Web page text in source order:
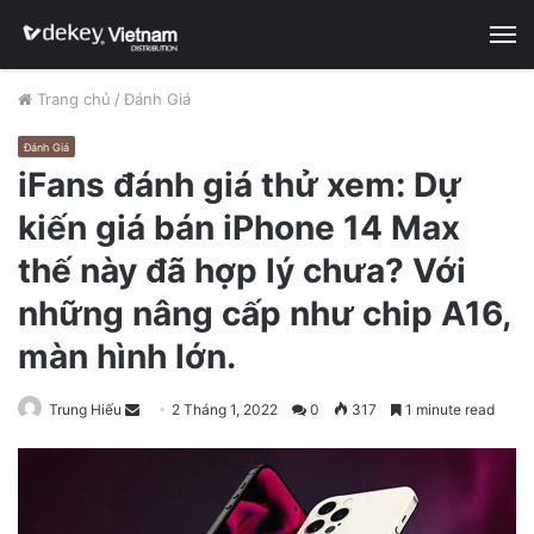
Trang chủ / Đánh Giá
Đánh Giá
iFans đánh giá thử xem: Dự
kiến giá bán iPhone 14 Max
thế này đã hợp lý chưa? Với
những nâng cấp như chip A16,
màn hình lớn.
Trung Hiếu 2 Tháng 1, 2022 0 317 1 minute read